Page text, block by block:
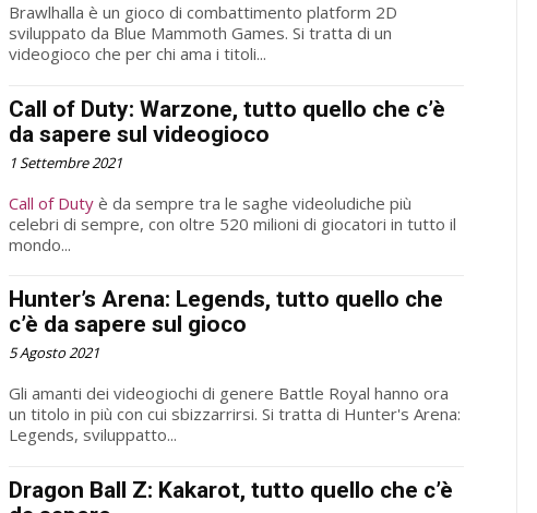
Brawlhalla è un gioco di combattimento platform 2D
sviluppato da Blue Mammoth Games. Si tratta di un
videogioco che per chi ama i titoli...
Call of Duty: Warzone, tutto quello che c’è
da sapere sul videogioco
1 Settembre 2021
Call of Duty è da sempre tra le saghe videoludiche più
celebri di sempre, con oltre 520 milioni di giocatori in tutto il
mondo...
Hunter’s Arena: Legends, tutto quello che
c’è da sapere sul gioco
5 Agosto 2021
Gli amanti dei videogiochi di genere Battle Royal hanno ora
un titolo in più con cui sbizzarrirsi. Si tratta di Hunter's Arena:
Legends, sviluppatto...
Dragon Ball Z: Kakarot, tutto quello che c’è